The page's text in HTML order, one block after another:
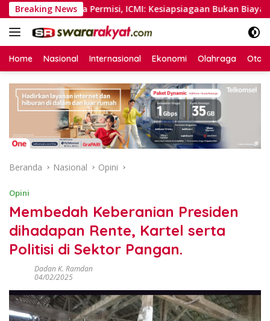
Langsung
ke
konten
Breaking News
Permisi, ICMI: Kesiapsiagaan Bukan Biaya, tapi Investasi
Home Nasional Internasional Ekonomi Olahraga
Beranda Nasional Opini
Opini
Membedah Keberanian Presiden
dihadapan Rente, Kartel serta
Politisi di Sektor Pangan.
Dadan K. Ramdan
04/02/2025